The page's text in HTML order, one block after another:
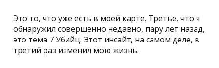
Это то, что уже есть в моей карте. Третье, что я
обнаружил совершенно недавно, пару лет назад,
это тема 7 Убийц. Этот инсайт, на самом деле, в
третий раз изменил мою жизнь.